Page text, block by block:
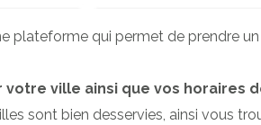
plateforme qui permet de prendre un
votre ville ainsi que vos horaires
sont bien desservies, ainsi vous